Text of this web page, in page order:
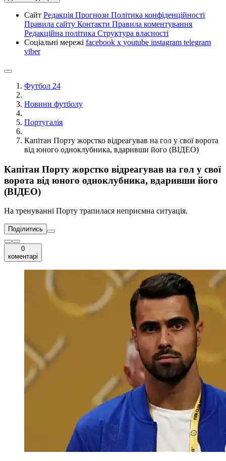
Сайт Редакція Прогнози Політика конфіденційності
Правила сайту Контакти Правила коментування
Редакційна політика Структура власності
Соціальні мережі facebook x youtube instagram telegram
viber
Футбол 24
Новини футболу
Португалія
Капітан Порту жорстко відреагував на гол у свої ворота
від юного одноклубника, вдаривши його (ВІДЕО)
Капітан Порту жорстко відреагував на гол у свої
ворота від юного одноклубника, вдаривши його
(ВІДЕО)
На тренуванні Порту трапилася неприємна ситуація.
Поділитись
0
коментарі